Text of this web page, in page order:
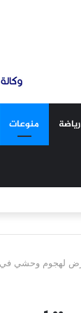
رياضة منوعات
لهجوم وحشي في